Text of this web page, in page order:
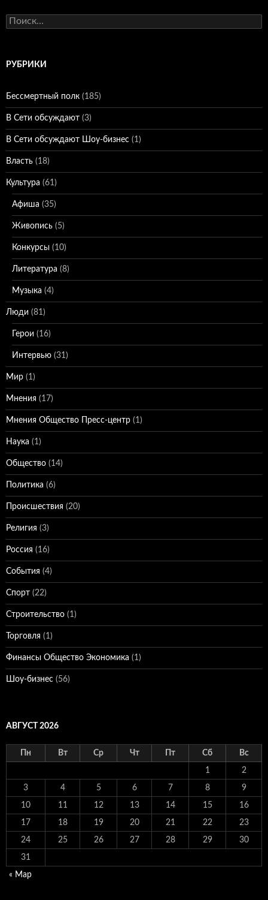
Найти:
РУБРИКИ
Бессмертный полк (185)
В Сети обсуждают (3)
В Сети обсуждают Шоу-бизнес (1)
Власть (18)
Культура (61)
Афиша (35)
Живопись (5)
Конкурсы (10)
Литература (8)
Музыка (4)
Люди (81)
Герои (16)
Интервью (31)
Мир (1)
Мнения (17)
Мнения Общество Пресс-центр (1)
Наука (1)
Общество (14)
Политика (6)
Происшествия (20)
Религия (3)
Россия (16)
События (4)
Спорт (22)
Строительство (1)
Торговля (1)
Финансы Общество Экономика (1)
Шоу-бизнес (56)
АВГУСТ 2026
Пн Вт Ср Чт Пт Сб Вс
1 2
3 4 5 6 7 8 9
10 11 12 13 14 15 16
17 18 19 20 21 22 23
24 25 26 27 28 29 30
31
« Мар